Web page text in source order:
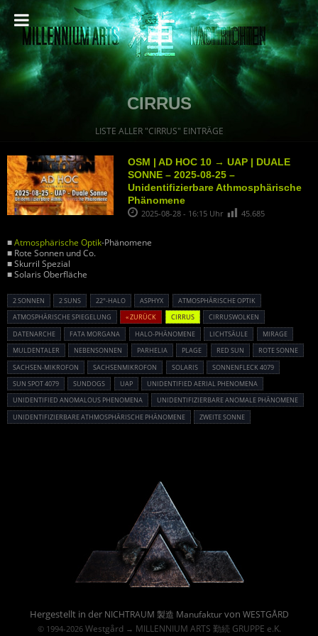
CIRRUS
LISTE ALLER "CIRRUS" EINTRÄGE
OSM | AD HOC 10 → UAP | DUALE
SONNE – 2025-08-25 –
Unidentifizierbare Athmosphärische
Phänomene
2025-08-28 - 16:15 Uhr 45.685
■Atmosphärische Optik-Phänomene
■ Rote Sonnen und Co.
■ Skurril Spezial
■ Solaris Oberfläche
2 SONNEN 2 SUNS 22°-HALO ASPHYX
ATMOSPHÄRISCHE OPTIK
ATMOSPHÄRISCHE SPIEGELUNG
« ZURÜCK CIRRUS
CIRRUSWOLKEN
DATENARCHE
FATA MORGANA HALO-PHÄNOMENE LICHTSÄULE
MIRAGE
MULDENTALER
NEBENSONNEN PARHELIA PLAGE RED SUN
ROTE SONNE
SACHSEN-MIKROFON
SACHSENMIKROFON SOLARIS
SONNENFLECK 4079
SUN SPOT 4079
SUNDOGS UAP
UNIDENTIFIED AERIAL PHENOMENA
UNIDENTIFIED ANOMALOUS PHENOMENA
UNIDENTIFIZIERBARE ANOMALE PHÄNOMENE
UNIDENTIFIZIERBARE ATHMOSPHÄRISCHE PHÄNOMENE
ZWEITE SONNE
Hergestellt in der NICHTRAUM 製造 Manufakturvon WESTGÅRD
© 1994-2026 Westgård→ MILLENNIUM ARTS 勤続 GRUPPE e.K.
Powered By :